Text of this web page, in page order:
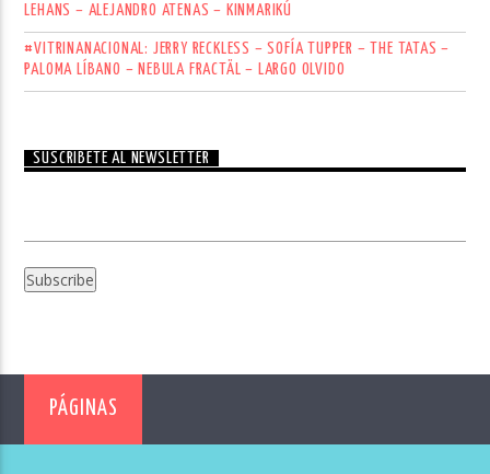
LEHANS – ALEJANDRO ATENAS – KINMARIKÚ
#VITRINANACIONAL: JERRY RECKLESS – SOFÍA TUPPER – THE TATAS –
PALOMA LÍBANO – NEBULA FRACTÄL – LARGO OLVIDO
SUSCRÍBETE AL NEWSLETTER
PÁGINAS